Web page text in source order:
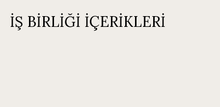
İŞ BİRLİĞİ İÇERİKLERİ